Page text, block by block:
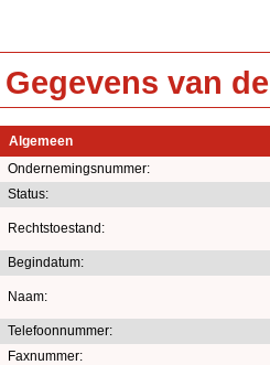
Gegevens van
Algemeen
Ondernemingsnummer:
Status:
Rechtstoestand:
Begindatum:
Naam:
Telefoonnummer:
Faxnummer: